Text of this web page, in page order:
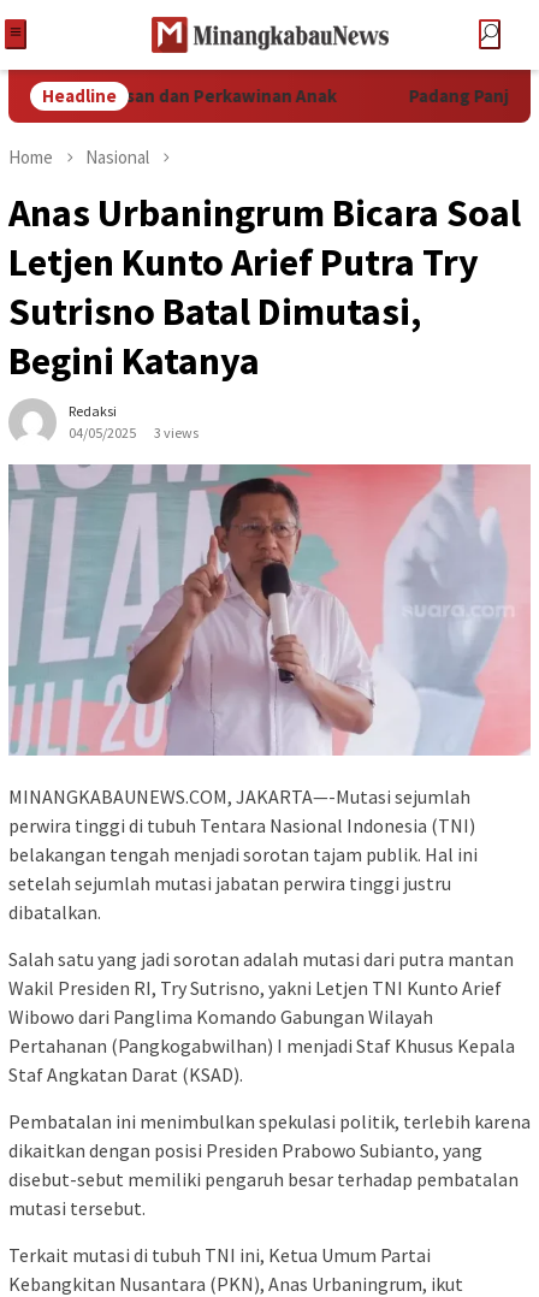
Headlinedan Perkawinan Anak Padang Panjang
Home Nasional
Anas Urbaningrum Bicara Soal
Letjen Kunto Arief Putra Try
Sutrisno Batal Dimutasi,
Begini Katanya
Redaksi
04/05/2025
3 views
MINANGKABAUNEWS.COM, JAKARTA—-Mutasi sejumlah
perwira tinggi di tubuh Tentara Nasional Indonesia (TNI)
belakangan tengah menjadi sorotan tajam publik. Hal ini
setelah sejumlah mutasi jabatan perwira tinggi justru
dibatalkan.
Salah satu yang jadi sorotan adalah mutasi dari putra mantan
Wakil Presiden RI, Try Sutrisno, yakni Letjen TNI Kunto Arief
Wibowo dari Panglima Komando Gabungan Wilayah
Pertahanan (Pangkogabwilhan) I menjadi Staf Khusus Kepala
Staf Angkatan Darat (KSAD).
Pembatalan ini menimbulkan spekulasi politik, terlebih karena
dikaitkan dengan posisi Presiden Prabowo Subianto, yang
disebut-sebut memiliki pengaruh besar terhadap pembatalan
mutasi tersebut.
Terkait mutasi di tubuh TNI ini, Ketua Umum Partai
Kebangkitan Nusantara (PKN), Anas Urbaningrum, ikut